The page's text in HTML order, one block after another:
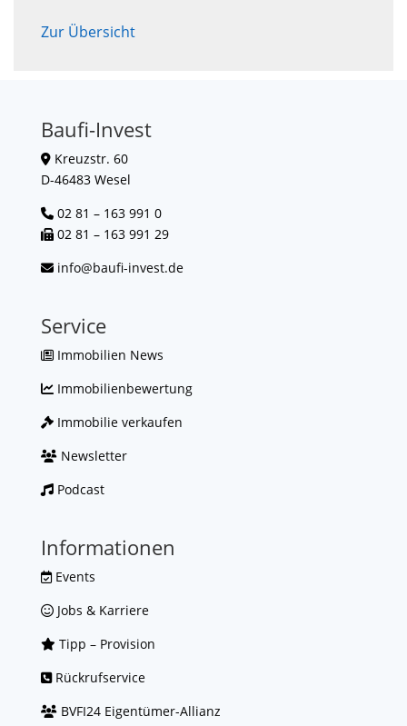
Zur Übersicht
Baufi-Invest
Kreuzstr. 60
D-46483 Wesel
02 81 – 163 991 0
02 81 – 163 991 29
info@baufi-invest.de
Service
Immobilien News
Immobilienbewertung
Immobilie verkaufen
Newsletter
Podcast
Informationen
Events
Jobs & Karriere
Tipp – Provision
Rückrufservice
BVFI24 Eigentümer-Allianz